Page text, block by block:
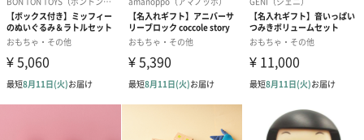
ピンク（390円）